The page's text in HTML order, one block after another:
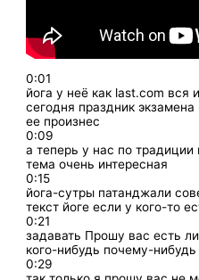
0:01
йога у неё как last.com вся
сегодня праздник
ее произнес
0:09
а теперь у нас по
тема очень интересная
0:15
йога-сутры патанджали
текст йоге если у кого-то
0:21
задавать Прошу вас есть
кого-нибудь почему-нибудь
0:29